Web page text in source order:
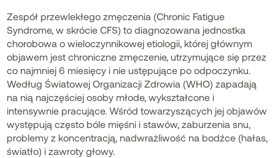
Zespół przewlekłego zmęczenia (Chronic Fatigue
Syndrome, w skrócie CFS) to diagnozowana jednostka
chorobowa o wieloczynnikowej etiologii, której głównym
objawem jest chroniczne zmęczenie, utrzymujące się przez
co najmniej 6 miesięcy i nie ustępujące po odpoczynku.
Według Światowej Organizacji Zdrowia (WHO) zapadają
na nią najczęściej osoby młode, wykształcone i
intensywnie pracujące. Wśród towarzyszących jej objawów
występują często bóle mięśni i stawów, zaburzenia snu,
problemy z koncentracją, nadwrażliwość na bodźce (hałas,
światło) i zawroty głowy.